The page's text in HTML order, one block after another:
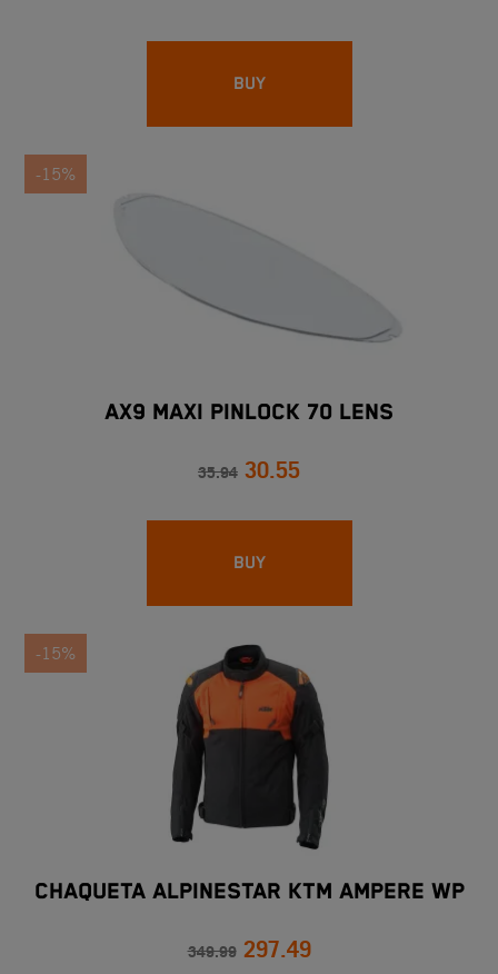
BUY
-15%
AX9 MAXI PINLOCK 70 LENS
35.94 30.55
BUY
-15%
CHAQUETA ALPINESTAR KTM AMPERE WP
349.99 297.49